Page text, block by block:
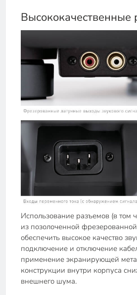
Высококачественные
Использование разъемов (в том
из позолоченной
обеспечить высокое качество
подключение и отключение
применение экранирующей
конструкции внутри корпуса
внешнего шума.